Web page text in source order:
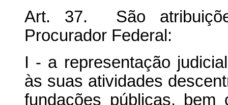
Art. 37. São
Procurador Federal:
I - a representação
às suas atividades
fundações públicas, bem